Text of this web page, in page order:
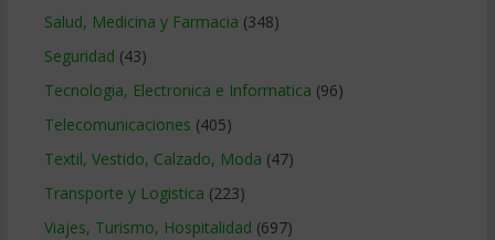
Salud, Medicina y Farmacia (348)
Seguridad (43)
Tecnologia, Electronica e Informatica (96)
Telecomunicaciones (405)
Textil, Vestido, Calzado, Moda (47)
Transporte y Logistica (223)
Viajes, Turismo, Hospitalidad (697)